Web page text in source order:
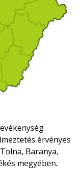
érvényes
Baranya,
megyében.